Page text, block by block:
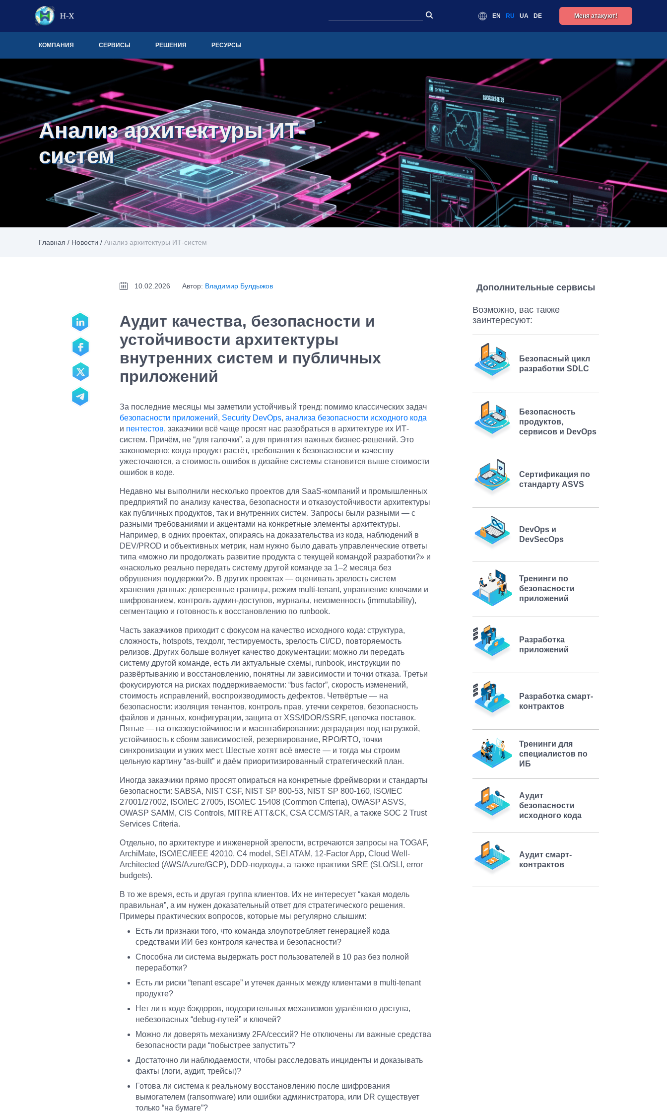
EN RU UA DE Меня атакуют!
КОМПАНИЯ СЕРВИСЫ РЕШЕНИЯ РЕСУРСЫ
Анализ архитектуры ИТ-
систем
Главная / Новости / Анализ архитектуры ИТ-систем
10.02.2026 Автор: Владимир Булдыжов
Аудит качества, безопасности и
устойчивости архитектуры
внутренних систем и публичных
приложений
За последние месяцы мы заметили устойчивый тренд: помимо классических задач
безопасности приложений, Security DevOps, анализа безопасности исходного кода
и пентестов, заказчики всё чаще просят нас разобраться в архитектуре их ИТ-
систем. Причём, не “для галочки”, а для принятия важных бизнес-решений. Это
закономерно: когда продукт растёт, требования к безопасности и качеству
ужесточаются, а стоимость ошибок в дизайне системы становится выше стоимости
ошибок в коде.
Недавно мы выполнили несколько проектов для SaaS-компаний и промышленных
предприятий по анализу качества, безопасности и отказоустойчивости архитектуры
как публичных продуктов, так и внутренних систем. Запросы были разными — с
разными требованиями и акцентами на конкретные элементы архитектуры.
Например, в одних проектах, опираясь на доказательства из кода, наблюдений в
DEV/PROD и объективных метрик, нам нужно было давать управленческие ответы
типа «можно ли продолжать развитие продукта с текущей командой разработки?» и
«насколько реально передать систему другой команде за 1–2 месяца без
обрушения поддержки?». В других проектах — оценивать зрелость систем
хранения данных: доверенные границы, режим multi-tenant, управление ключами и
шифрованием, контроль админ-доступов, журналы, неизменность (immutability),
сегментацию и готовность к восстановлению по runbook.
Часть заказчиков приходит с фокусом на качество исходного кода: структура,
сложность, hotspots, техдолг, тестируемость, зрелость CI/CD, повторяемость
релизов. Других больше волнует качество документации: можно ли передать
систему другой команде, есть ли актуальные схемы, runbook, инструкции по
развёртыванию и восстановлению, понятны ли зависимости и точки отказа. Третьи
фокусируются на рисках поддерживаемости: “bus factor”, скорость изменений,
стоимость исправлений, воспроизводимость дефектов. Четвёртые — на
безопасности: изоляция тенантов, контроль прав, утечки секретов, безопасность
файлов и данных, конфигурации, защита от XSS/IDOR/SSRF, цепочка поставок.
Пятые — на отказоустойчивости и масштабировании: деградация под нагрузкой,
устойчивость к сбоям зависимостей, резервирование, RPO/RTO, точки
синхронизации и узких мест. Шестые хотят всё вместе — и тогда мы строим
цельную картину “as-built” и даём приоритизированный стратегический план.
Иногда заказчики прямо просят опираться на конкретные фреймворки и стандарты
безопасности: SABSA, NIST CSF, NIST SP 800-53, NIST SP 800-160, ISO/IEC
27001/27002, ISO/IEC 27005, ISO/IEC 15408 (Common Criteria), OWASP ASVS,
OWASP SAMM, CIS Controls, MITRE ATT&CK, CSA CCM/STAR, а также SOC 2 Trust
Services Criteria.
Отдельно, по архитектуре и инженерной зрелости, встречаются запросы на TOGAF,
ArchiMate, ISO/IEC/IEEE 42010, C4 model, SEI ATAM, 12-Factor App, Cloud Well-
Architected (AWS/Azure/GCP), DDD-подходы, а также практики SRE (SLO/SLI, error
budgets).
В то же время, есть и другая группа клиентов. Их не интересует “какая модель
правильная”, а им нужен доказательный ответ для стратегического решения.
Примеры практических вопросов, которые мы регулярно слышим:
Есть ли признаки того, что команда злоупотребляет генерацией кода
средствами ИИ без контроля качества и безопасности?
Способна ли система выдержать рост пользователей в 10 раз без полной
переработки?
Есть ли риски “tenant escape” и утечек данных между клиентами в multi-tenant
продукте?
Нет ли в коде бэкдоров, подозрительных механизмов удалённого доступа,
небезопасных “debug-путей” и ключей?
Можно ли доверять механизму 2FA/сессий? Не отключены ли важные средства
безопасности ради “побыстрее запустить”?
Достаточно ли наблюдаемости, чтобы расследовать инциденты и доказывать
факты (логи, аудит, трейсы)?
Готова ли система к реальному восстановлению после шифрования
вымогателем (ransomware) или ошибки администратора, или DR существует
только “на бумаге”?
Дополнительные сервисы
Возможно, вас также
заинтересуют:
Безопасный цикл
разработки SDLC
Безопасность
продуктов,
сервисов и DevOps
Сертификация по
стандарту ASVS
DevOps и
DevSecOps
Тренинги по
безопасности
приложений
Разработка
приложений
Разработка смарт-
контрактов
Тренинги для
специалистов по
ИБ
Аудит
безопасности
исходного кода
Аудит смарт-
контрактов